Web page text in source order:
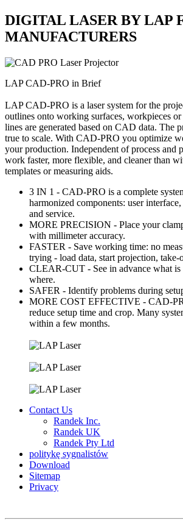
DIGITAL LASER BY LAP
MANUFACTURERS
LAP CAD-PRO in Brief
LAP CAD-PRO is a laser system for the
outlines onto working surfaces, workpieces or
lines are generated based on CAD data. The
true to scale. With CAD-PRO you optimize
your production. Independent of process and
work faster, more flexible, and cleaner than
templates or measuring aids.
3 IN 1 - CAD-PRO is a complete
harmonized components: user
and service.
MORE PRECISION - Place your
with millimeter accuracy.
FASTER - Save working time: no
trying - load data, start projection, take-
CLEAR-CUT - See in advance what is
where.
SAFER - Identify problems during
MORE COST EFFECTIVE - CAD-
reduce setup time and crop. Many
within a few months.
Contact Us
Randek Inc.
Randek UK
Randek Pty Ltd
politykę sygnalistów
Download
Sitemap
Privacy